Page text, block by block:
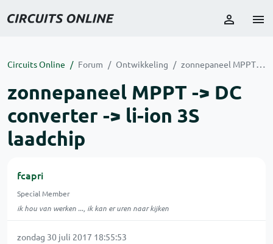
Circuits Online Forum Ontwikkeling zonnepaneel MPPT -> DC converter -> li-ion 3S laadchip
zonnepaneel MPPT -> DC
converter -> li-ion 3S
laadchip
fcapri
Special Member
ik hou van werken ..., ik kan er uren naar kijken
zondag 30 juli 2017 18:55:53